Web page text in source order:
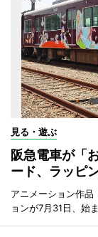
見る・遊ぶ
阪急電車が「
ード、ラッピ
アニメーション作品
ョンが7月31日、始ま